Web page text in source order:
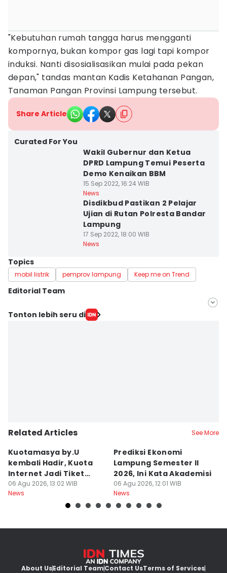
"Kebutuhan rumah tangga harus mengganti
kompornya, bukan kompor gas lagi tapi kompor
induksi. Nanti disosialisasikan mulai pada pekan
depan," tandas mantan Kadis Ketahanan Pangan,
Tanaman Pangan Provinsi Lampung tersebut.
Share Article
Curated For You
Wakil Gubernur dan Ketua
DPRD Lampung Temui Peserta
Demo Kenaikan BBM
15 Sep 2022, 16:24 WIB
News
Disdikbud Pastikan 2 Pelajar
Ujian di Rutan Polresta Bandar
Lampung
17 Sep 2022, 18:00 WIB
News
Topics
mobil listrik pemprov lampung Keep me on Trend
Editorial Team
Editor
Tonton lebih seru di
Related Articles See More
Kuotamasya by.U
kembali Hadir, Kuota
Internet Jadi Tiket
Liburan?
06 Agu 2026, 13:02 WIB
News
Prediksi Ekonomi
Lampung Semester II
2026, Ini Kata Akademisi
06 Agu 2026, 12:01 WIB
News
About UsEditorial TeamContact UsTerms of Services